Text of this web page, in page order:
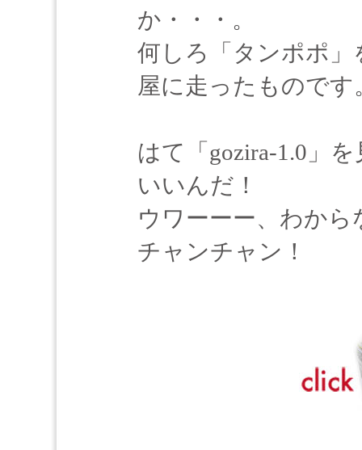
か・・・。
何しろ「タンポポ
屋に走ったものです
はて「gozira-1.0」
いいんだ！
ウワーーー、わから
チャンチャン！